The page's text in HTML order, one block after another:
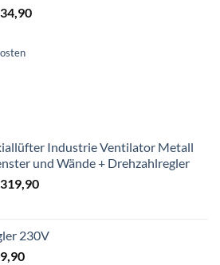
Industrie Ventilator Metall
und Wände + Drehzahlregler
319,90
230V